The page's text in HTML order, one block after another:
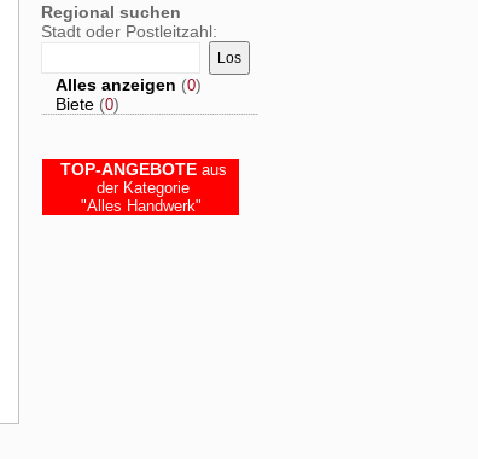
Regional suchen
Stadt oder Postleitzahl:
Alles anzeigen (0)
Biete (0)
TOP-ANGEBOTEaus
der Kategorie
"Alles Handwerk"